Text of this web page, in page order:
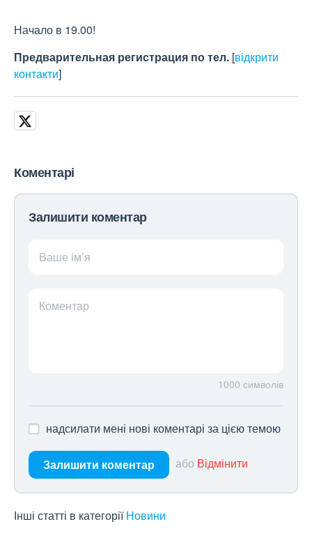
Начало в 19.00!
Предварительная регистрация по тел. [відкрити
контакти]
Коментарі
Залишити коментар
Ваше ім’я
Коментар
1000 символів
надсилати мені нові коментарі за цією темою
Залишити коментар або Відмінити
Інші статті в категорії Новини